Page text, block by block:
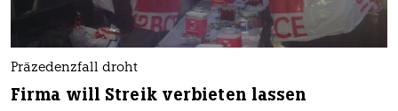
Präzedenzfall droht
Firma will Streik verbieten lassen